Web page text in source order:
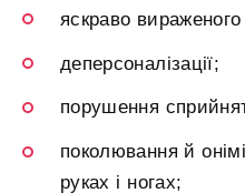
яскраво
деперсоналізації;
порушення
поколювання й
руках і ногах;